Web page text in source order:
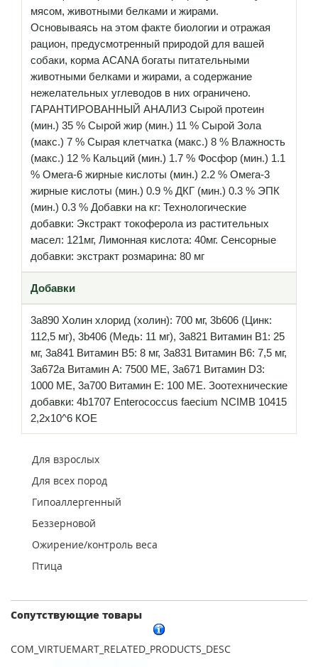
мясом, животными белками и жирами.
Основываясь на этом факте биологии и отражая
рацион, предусмотренный природой для вашей
собаки, корма ACANA богаты питательными
животными белками и жирами, а содержание
нежелательных углеводов в них ограничено.
ГАРАНТИРОВАННЫЙ АНАЛИЗ Сырой протеин
(мин.) 35 % Сырой жир (мин.) 11 % Сырой Зола
(макс.) 7 % Сырая клетчатка (макс.) 8 % Влажность
(макс.) 12 % Кальций (мин.) 1.7 % Фосфор (мин.) 1.1
% Омега-6 жирные кислоты (мин.) 2.2 % Омега-3
жирные кислоты (мин.) 0.9 % ДКГ (мин.) 0.3 % ЭПК
(мин.) 0.3 % Добавки на кг: Технологические
добавки: Экстракт токоферола из растительных
масел: 121мг, Лимонная кислота: 40мг. Сенсорные
добавки: экстракт розмарина: 80 мг
Добавки
3a890 Холин хлорид (холин): 700 мг, 3b606 (Цинк:
112,5 мг), 3b406 (Медь: 11 мг), 3a821 Витамин B1: 25
мг, 3a841 Витамин B5: 8 мг, 3a831 Витамин B6: 7,5 мг,
3a672a Витамин А: 7500 МЕ, 3a671 Витамин D3:
1000 МЕ, 3a700 Витамин Е: 100 МЕ. Зоотехнические
добавки: 4b1707 Enterococcus faecium NCIMB 10415
2,2x10^6 КОЕ
Для взрослых
Для всех пород
Гипоаллергенный
Беззерновой
Ожирение/контроль веса
Птица
Сопутствующие товары
COM_VIRTUEMART_RELATED_PRODUCTS_DESC